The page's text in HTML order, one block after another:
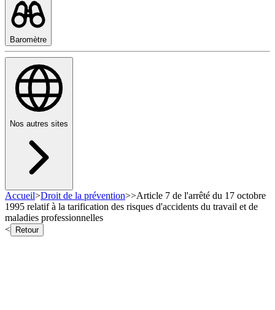
Baromètre
Nos autres sites
Accueil>Droit de la prévention>>Article 7 de l'arrêté du 17 octobre
1995 relatif à la tarification des risques d'accidents du travail et de
maladies professionnelles
<
Retour